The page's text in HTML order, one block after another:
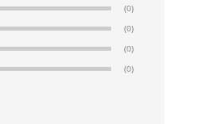
(0)
(0)
(0)
(0)